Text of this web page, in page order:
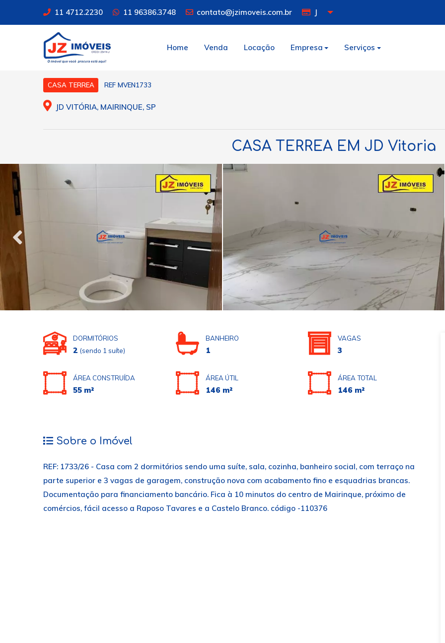
11 4712.2230 11 96386.3748 contato@jzimoveis.com.br J
Home Venda Locação Empresa Serviços
CASA TERREA REF MVEN1733
JD VITÓRIA, MAIRINQUE, SP
CASA TERREA EM JD Vitoria
DORMITÓRIOS
2 (sendo 1 suíte)
BANHEIRO
1
VAGAS
3
ÁREA CONSTRUÍDA
55 m²
ÁREA ÚTIL
146 m²
ÁREA TOTAL
146 m²
Sobre o Imóvel
REF: 1733/26 - Casa com 2 dormitórios sendo uma suíte, sala, cozinha, banheiro social, com terraço na
parte superior e 3 vagas de garagem, construção nova com acabamento fino e esquadrias brancas.
Documentação para financiamento bancário. Fica à 10 minutos do centro de Mairinque, próximo de
comércios, fácil acesso a Raposo Tavares e a Castelo Branco. código -110376